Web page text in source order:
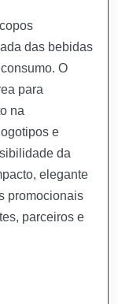
das bebidas
O
para
na
e
da
elegante
promocionais
parceiros e